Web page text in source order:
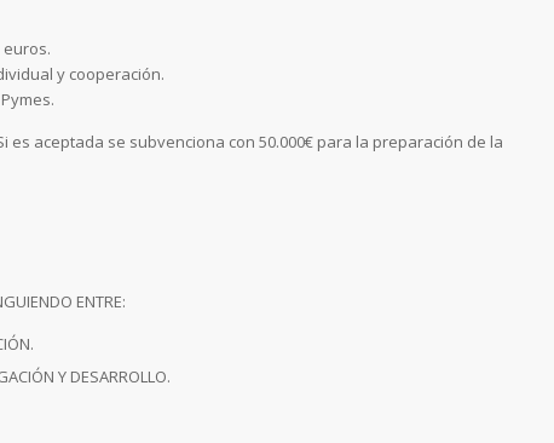
euros.
y cooperación.
es aceptada se subvenciona con 50.000€ para la preparación de la
ENTRE:
Y DESARROLLO.